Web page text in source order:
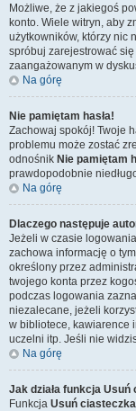
Możliwe, że z jakiegoś
konto. Wiele witryn, aby
użytkowników, którzy nic
spróbuj zarejestrować
zaangażowanym w
Na górę
Nie pamiętam hasła!
Zachowaj spokój! Twoje
problemu może zostać
odnośnik Nie pamiętam
prawdopodobnie
Na górę
Dlaczego następuje
Jeżeli w czasie
zachowa informację o
określony przez
twojego konta przez
podczas logowania
niezalecane, jeżeli
w bibliotece, kawiarence
uczelni itp. Jeśli nie
Na górę
Jak działa funkcja Usuń
Funkcja Usuń